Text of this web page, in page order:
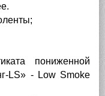
пониженной
LS» - Low Smoke